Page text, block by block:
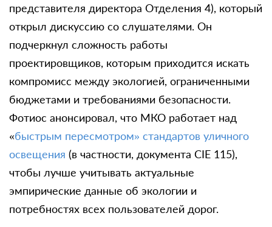
представителя директора Отделения 4), который
открыл дискуссию со слушателями. Он
подчеркнул сложность работы
проектировщиков, которым приходится искать
компромисс между экологией, ограниченными
бюджетами и требованиями безопасности.
Фотиос анонсировал, что МКО работает над
«быстрым пересмотром» стандартов уличного
освещения (в частности, документа CIE 115),
чтобы лучше учитывать актуальные
эмпирические данные об экологии и
потребностях всех пользователей дорог.